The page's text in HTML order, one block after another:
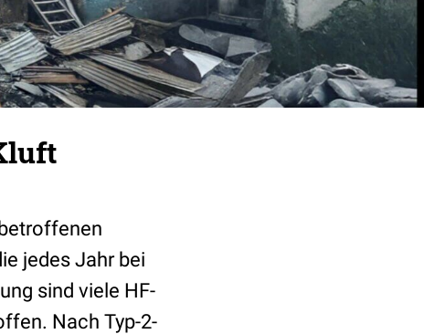
jedes Jahr bei
sind viele HF-
Nach Typ-2-